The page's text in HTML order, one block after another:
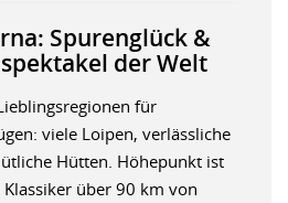
Spurenglück &
der Welt
für
viele Loipen, verlässliche
Hütten. Höhepunkt ist
über 90 km von